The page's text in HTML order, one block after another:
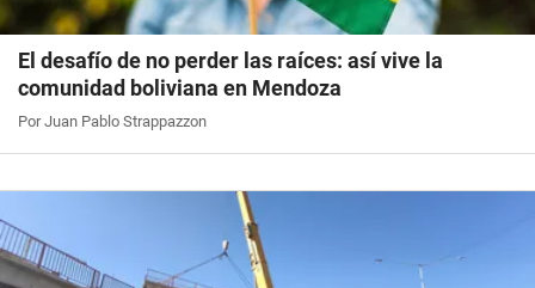
El desafío de no perder las raíces: así vive la
comunidad boliviana en Mendoza
Por Juan Pablo Strappazzon